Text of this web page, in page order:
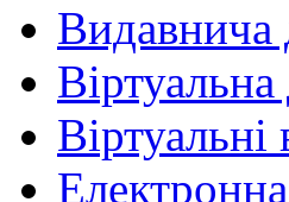
Видавнича
Віртуальна
Віртуальні